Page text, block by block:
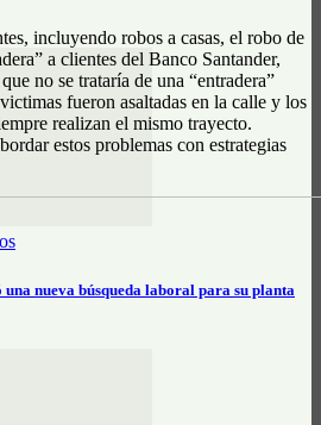
nueva búsqueda laboral para su planta
incluyendo robos a casas, el robo de
a clientes del Banco Santander,
no se trataría de una “entradera”
fueron asaltadas en la calle y los
realizan el mismo trayecto.
estos problemas con estrategias